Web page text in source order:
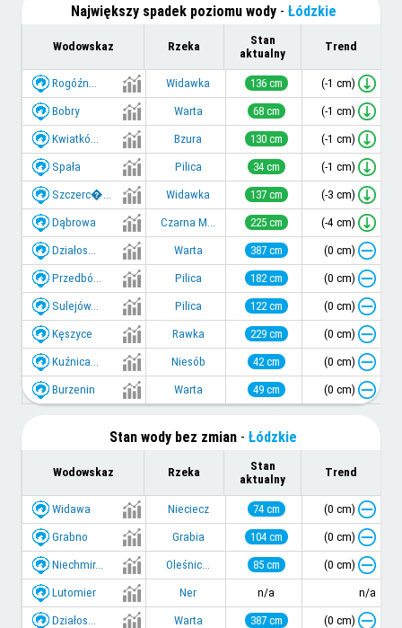
Największy spadek poziomu wody- Łódzkie
Wodowskaz Rzeka
Stan
aktualny
Trend
Rogóźn... Widawka 136 cm (-1 cm)
Bobry Warta 68 cm (-1 cm)
Kwiatkó... Bzura 130 cm (-1 cm)
Spała Pilica 34 cm (-1 cm)
Szczerc�... Widawka 137 cm (-3 cm)
Dąbrowa Czarna M... 225 cm (-4 cm)
Działos... Warta 387 cm (0 cm)
Przedbó... Pilica 182 cm (0 cm)
Sulejów... Pilica 122 cm (0 cm)
Kęszyce Rawka 229 cm (0 cm)
Kuźnica... Niesób 42 cm (0 cm)
Burzenin Warta 49 cm (0 cm)
Stan wody bez zmian - Łódzkie
Wodowskaz Rzeka
Stan
aktualny
Trend
Widawa Nieciecz 74 cm (0 cm)
Grabno Grabia 104 cm (0 cm)
Niechmir... Oleśnic... 85 cm (0 cm)
Lutomier Ner n/a n/a
Działos... Warta 387 cm (0 cm)